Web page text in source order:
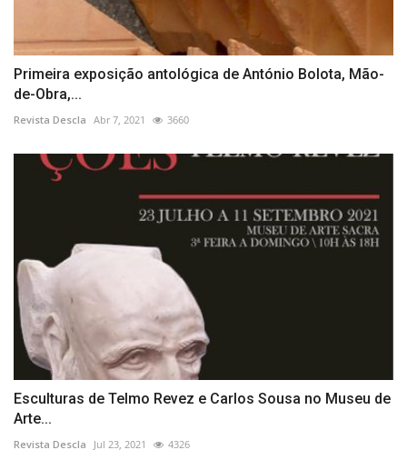
Primeira exposição antológica de António Bolota, Mão-
de-Obra,...
Revista Descla Abr 7, 2021 3660
Esculturas de Telmo Revez e Carlos Sousa no Museu de
Arte...
Revista Descla Jul 23, 2021 4326